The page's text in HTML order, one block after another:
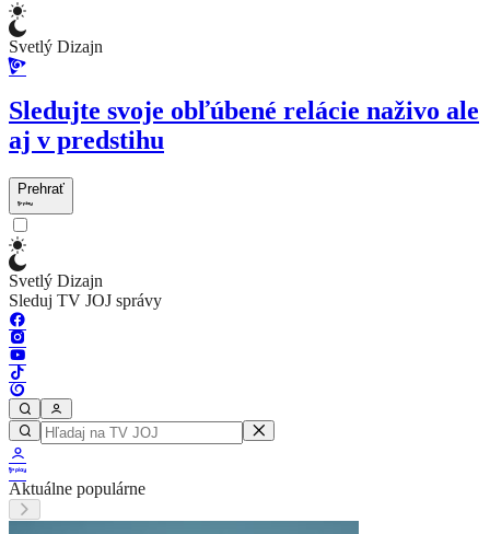
Svetlý Dizajn
Sledujte svoje obľúbené relácie naživo ale
aj v predstihu
Prehrať
Svetlý Dizajn
Sleduj TV JOJ správy
Aktuálne populárne